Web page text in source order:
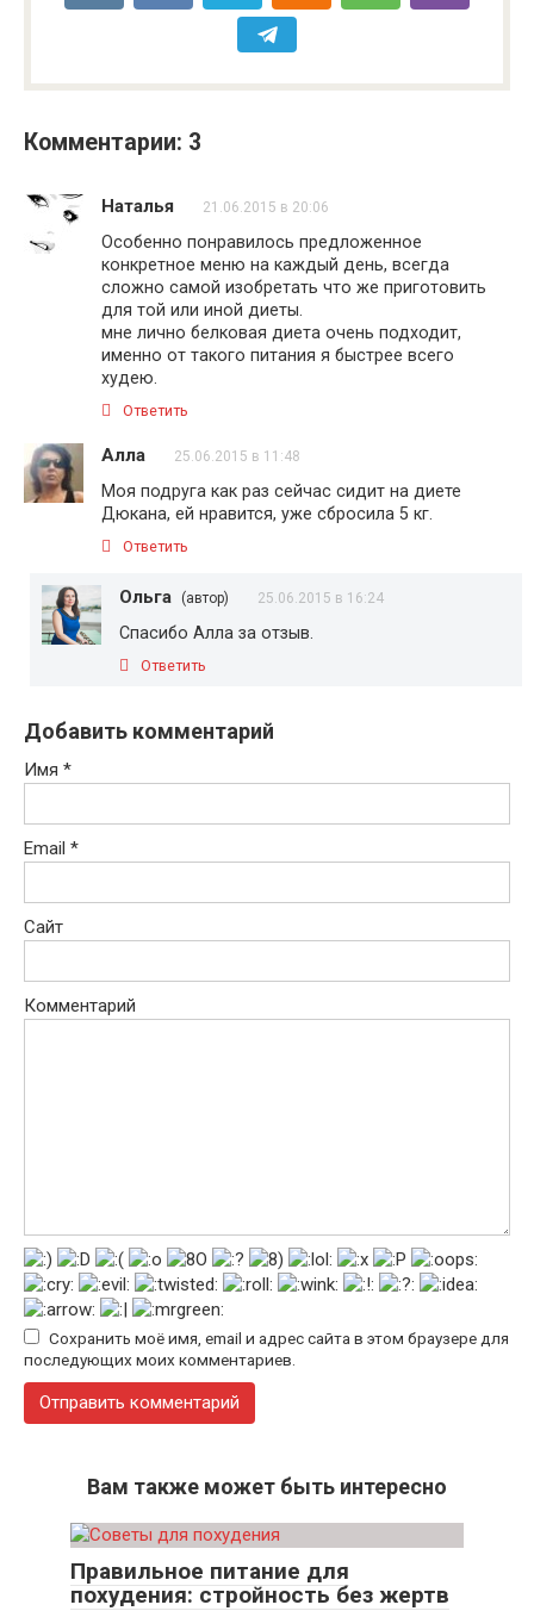
Комментарии: 3
Наталья 21.06.2015 в 20:06
Особенно понравилось предложенное
конкретное меню на каждый день, всегда
сложно самой изобретать что же приготовить
для той или иной диеты.
мне лично белковая диета очень подходит,
именно от такого питания я быстрее всего
худею.
Ответить
Алла 25.06.2015 в 11:48
Моя подруга как раз сейчас сидит на диете
Дюкана, ей нравится, уже сбросила 5 кг.
Ответить
Ольга (автор) 25.06.2015 в 16:24
Спасибо Алла за отзыв.
Ответить
Добавить комментарий
Имя *
Email *
Сайт
Комментарий
Сохранить моё имя, email и адрес сайта в этом браузере для
последующих моих комментариев.
Вам также может быть интересно
Правильное питание для
похудения: стройность без жертв